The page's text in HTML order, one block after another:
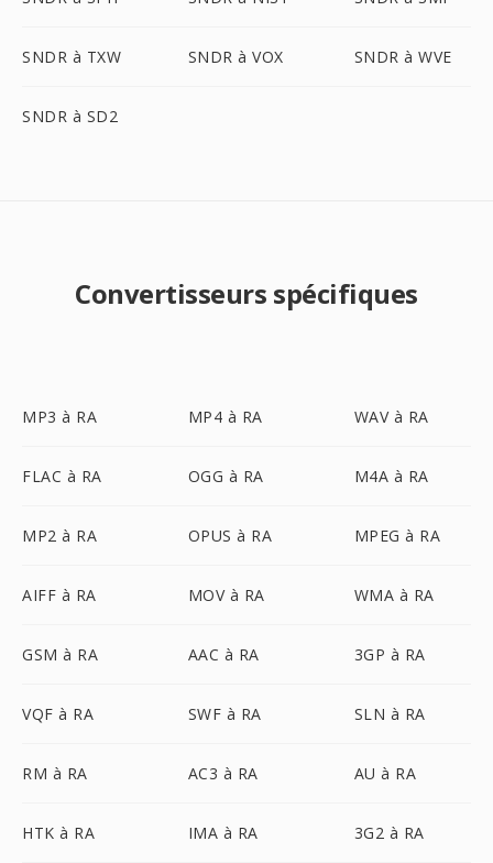
SNDR à TXW SNDR à VOX SNDR à WVE
SNDR à SD2
Convertisseurs spécifiques
MP3 à RA MP4 à RA WAV à RA
FLAC à RA OGG à RA M4A à RA
MP2 à RA OPUS à RA MPEG à RA
AIFF à RA MOV à RA WMA à RA
GSM à RA AAC à RA 3GP à RA
VQF à RA SWF à RA SLN à RA
RM à RA AC3 à RA AU à RA
HTK à RA IMA à RA 3G2 à RA